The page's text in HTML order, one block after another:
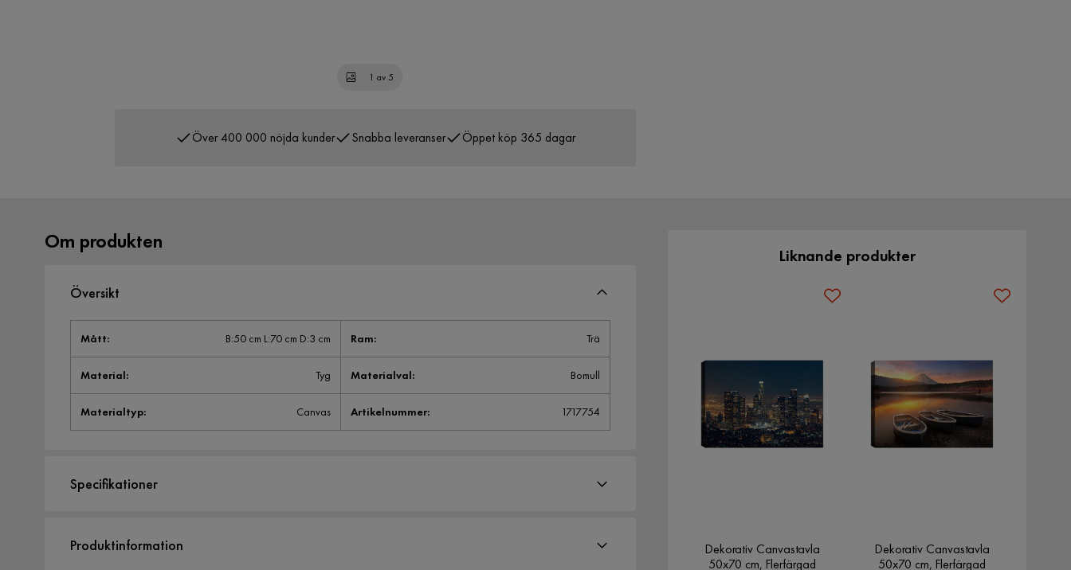
1 av 5
Över 400 000 nöjda kunder Snabba leveranser Öppet köp 365 dagar
Om produkten
Översikt
Mått: B:50 cm L:70 cm D:3 cm Ram: Trä
Material: Tyg Materialval: Bomull
Materialtyp: Canvas Artikelnummer: 1717754
Specifikationer
Storlek
Produktinformation
Liknande produkter
Dekorativ Canvastavla
50x70 cm, Flerfärgad
Dekorativ Canvastavla
50x70 cm, Flerfärgad